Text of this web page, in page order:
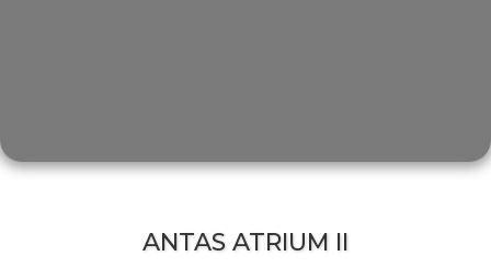
ANTAS ATRIUM II